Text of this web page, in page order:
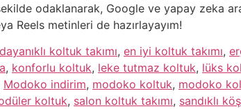
odaklanarak, Google ve yapay zeka
Reels metinleri de hazırlayayım!
dayanıklı koltuk takımı, en iyi koltuk takımı,
, konforlu koltuk, leke tutmaz koltuk, lüks
Modoko indirim, modoko koltuk, modoko
koltuk, salon koltuk takımı, sandıklı